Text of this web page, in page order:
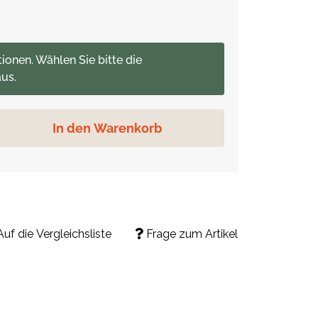
In den Warenkorb
Wählen Sie bitte die
Frage zum Artikel
die Vergleichsliste